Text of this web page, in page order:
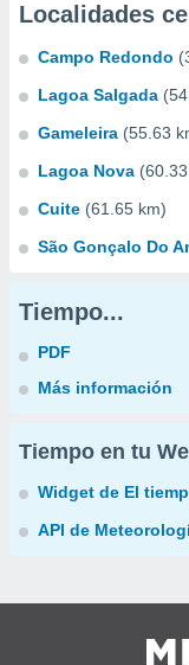
Localidades
Campo Redondo
Lagoa Salgada
Gameleira (55.63
Lagoa Nova
Cuite (61.65 km)
São Gonçalo Do
Tiempo...
PDF
Más información
Tiempo en tu
Widget de El
API de